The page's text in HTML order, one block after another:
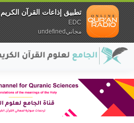
تطبيق إذاعات القرآن الكريم
EDC
مجانيundefined